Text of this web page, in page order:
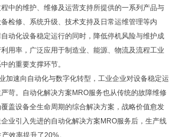
中的维护、维修及运营支持所提供的一系列产品与
检修、系统升级、技术支持及日常运维管理等内
动化设备稳定运行的同时，降低停机风险与维护成
用率，广泛应用于制造业、能源、物流及流程工业
的重要支撑环节。
加速向自动化与数字化转型，工业企业对设备稳定运
苛。自动化解决方案 MRO服务也从传统的故障维修
盖设备全生命周期的综合解决方案，战略价值愈发
业引入先进的自动化解决方案MRO服务后，生产线